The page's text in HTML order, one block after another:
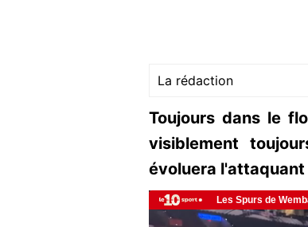
La rédaction
Toujours dans le
visiblement
évoluera l'attaquant